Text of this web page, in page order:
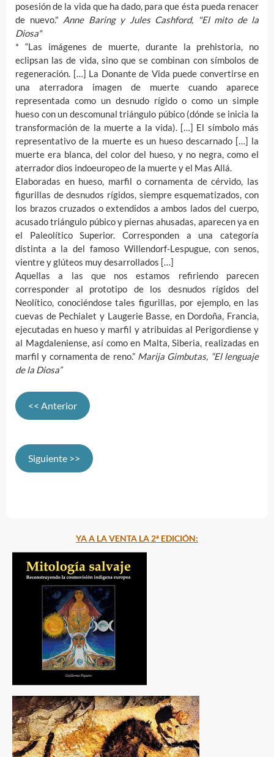
posesión de la vida que ha dado, para que ésta pueda renacer
de nuevo." Anne Baring y Jules Cashford, "El mito de la
Diosa"
* “Las imágenes de muerte, durante la prehistoria, no
eclipsan las de vida, sino que se combinan con símbolos de
regeneración. […] La Donante de Vida puede convertirse en
una aterradora imagen de muerte cuando aparece
representada como un desnudo rígido o como un simple
hueso con un descomunal triángulo púbico (dónde se inicia la
transformación de la muerte a la vida). […] El símbolo más
representativo de la muerte es un hueso descarnado […] la
muerte era blanca, del color del hueso, y no negra, como el
aterrador dios indoeuropeo de la muerte y el Mas Allá.
Elaboradas en hueso, marfil o cornamenta de cérvido, las
figurillas de desnudos rígidos, siempre esquematizados, con
los brazos cruzados o extendidos a ambos lados del cuerpo,
acusado triángulo púbico y piernas ahusadas, aparecen ya en
el Paleolítico Superior. Corresponden a una categoría
distinta a la del famoso Willendorf-Lespugue, con senos,
vientre y glúteos muy desarrollados […]
Aquellas a las que nos estamos refiriendo parecen
corresponder al prototipo de los desnudos rígidos del
Neolítico, conociéndose tales figurillas, por ejemplo, en las
cuevas de Pechialet y Laugerie Basse, en Dordoña, Francia,
ejecutadas en hueso y marfil y atribuidas al Perigordiense y
al Magdaleniense, así como en Malta, Siberia, realizadas en
marfil y cornamenta de reno.” Marija Gimbutas, “El lenguaje
de la Diosa”
<< Anterior
Siguiente >>
YA A LA VENTA LA 2ª EDICIÓN: